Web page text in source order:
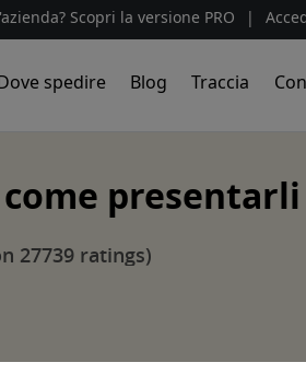
Scopri la versione PRO |
spedire Blog Traccia
presentarli
27739 ratings)